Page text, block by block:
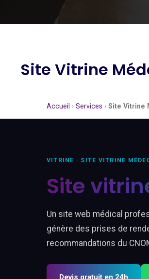
Site Vitrine
Accueil › Services › Site Vitrine
VITRINE · SITE VITRINE
Site
Un site web médical
génère des prises de
recommandations du
Devis gratuit en 24h